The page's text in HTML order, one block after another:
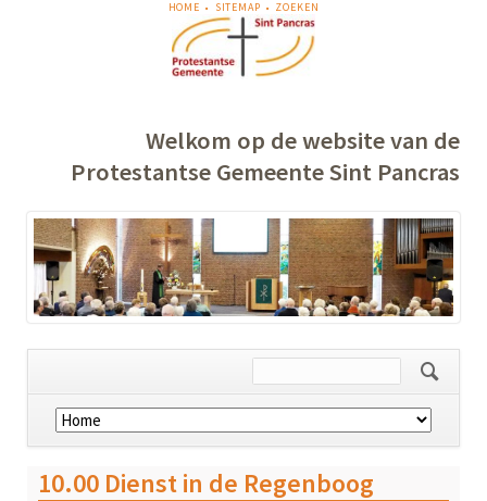
NAVIGATIE
OVERSLAAN
HOME SITEMAP ZOEKEN
Welkom op de website van de
Protestantse Gemeente Sint Pancras
Navigatie
overslaan
10.00 Dienst in de Regenboog